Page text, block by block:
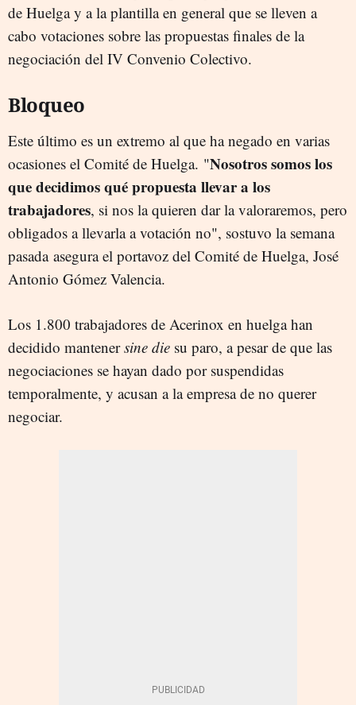
de Huelga y a la plantilla en general que se lleven a
cabo votaciones sobre las propuestas finales de la
negociación del IV Convenio Colectivo.
Bloqueo
Este último es un extremo al que ha negado en varias
ocasiones el Comité de Huelga. "Nosotros somos los
que decidimos qué propuesta llevar a los
trabajadores, si nos la quieren dar la valoraremos, pero
obligados a llevarla a votación no", sostuvo la semana
pasada asegura el portavoz del Comité de Huelga, José
Antonio Gómez Valencia.
Los 1.800 trabajadores de Acerinox en huelga han
decidido mantenersine die su paro, a pesar de que las
negociaciones se hayan dado por suspendidas
temporalmente, y acusan a la empresa de no querer
negociar.